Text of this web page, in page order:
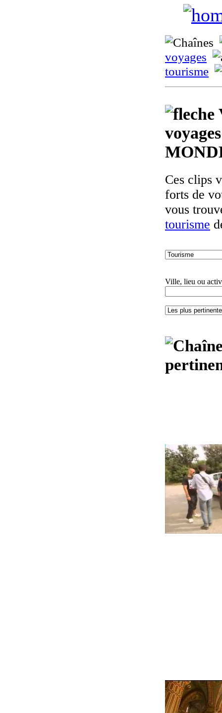
voyages
tourisme
Ces clips
forts de
vous
tourisme
Ville, lieu ou